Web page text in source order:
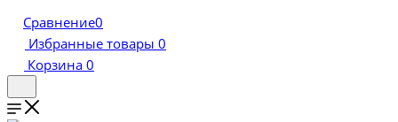
Сравнение0
Избранные товары 0
Корзина 0